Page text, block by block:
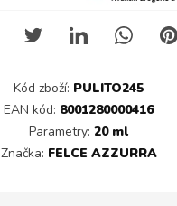
Kód zboží: PULITO245
EAN kód: 8001280000416
Parametry: 20 ml
Značka: FELCE AZZURRA